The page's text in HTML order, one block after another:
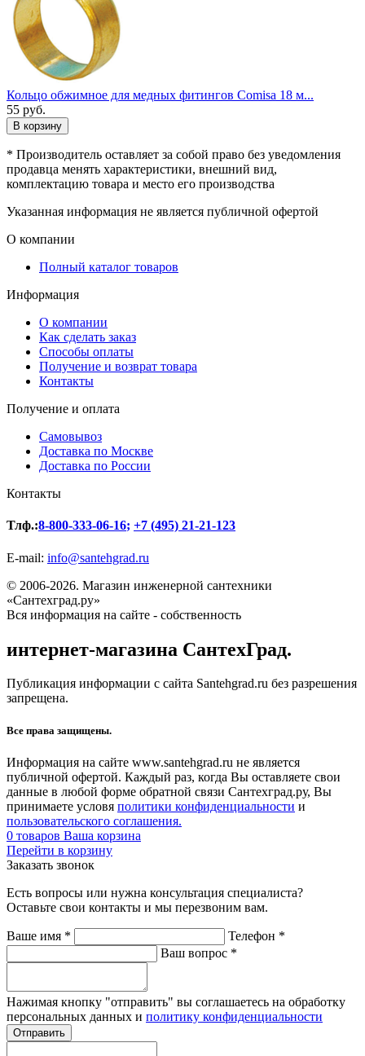
Кольцо обжимное для медных фитингов Comisa 18 м...
55 руб.
В корзину
* Производитель оставляет за собой право без уведомления
продавца менять характеристики, внешний вид,
комплектацию товара и место его производства
Указанная информация не является публичной офертой
О компании
Полный каталог товаров
Информация
О компании
Как сделать заказ
Способы оплаты
Получение и возврат товара
Контакты
Получение и оплата
Самовывоз
Доставка по Москве
Доставка по России
Контакты
Тлф.:8-800-333-06-16; +7 (495) 21-21-123
E-mail: info@santehgrad.ru
© 2006-2026. Магазин инженерной сантехники
«Сантехград.ру»
Вся информация на сайте - собственность
интернет-магазина СантехГрад.
Публикация информации с сайта Santehgrad.ru без разрешения
запрещена.
Все права защищены.
Информация на сайте www.santehgrad.ru не является
публичной офертой. Каждый раз, когда Вы оставляете свои
данные в любой форме обратной связи Сантехград.ру, Вы
принимаете условя политики конфиденциальности и
пользовательского соглашения.
0 товаров Ваша корзина
Перейти в корзину
Заказать звонок
Есть вопросы или нужна консультация специалиста?
Оставьте свои контакты и мы перезвоним вам.
Ваше имя * Телефон *
Ваш вопрос *
Нажимая кнопку "отправить" вы соглашаетесь на обработку
персональных данных и политику конфиденциальности